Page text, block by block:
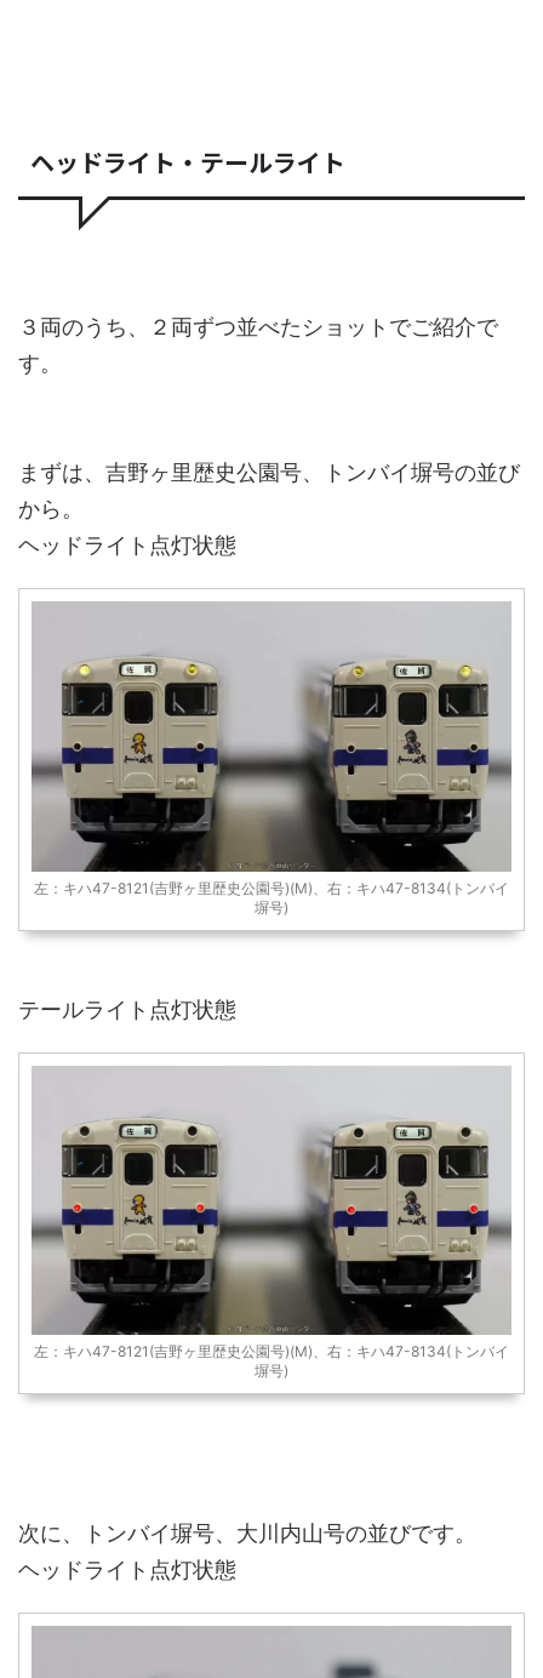
ヘッドライト・テールライト
３両のうち、２両ずつ並べたショットでご紹介で
す。
まずは、吉野ヶ里歴史公園号、トンバイ塀号の並び
から。
ヘッドライト点灯状態
左：キハ47-8121(吉野ヶ里歴史公園号)(M)、右：キハ47-8134(トンバイ
塀号)
テールライト点灯状態
左：キハ47-8121(吉野ヶ里歴史公園号)(M)、右：キハ47-8134(トンバイ
塀号)
次に、トンバイ塀号、大川内山号の並びです。
ヘッドライト点灯状態